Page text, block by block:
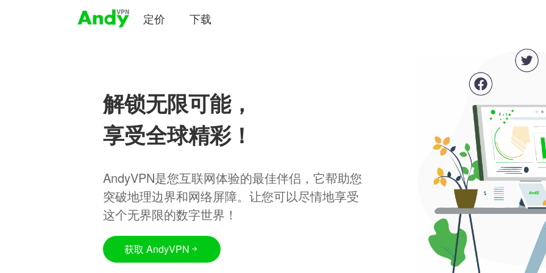
定价 下载
解锁无限可能，
享受全球精彩！
AndyVPN是您互联网体验的最佳伴侣，它帮助您
突破地理边界和网络屏障。让您可以尽情地享受
这个无界限的数字世界！
获取 AndyVPN